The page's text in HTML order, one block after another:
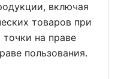
включая
товаров при
на праве
пользования.